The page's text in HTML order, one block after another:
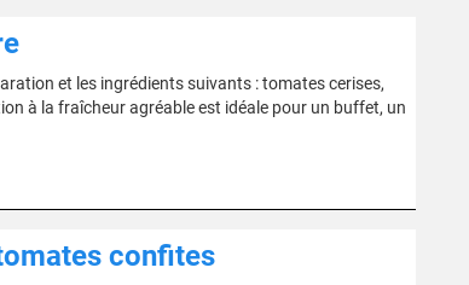
et les ingrédients suivants : tomates cerises,
à la fraîcheur agréable est idéale pour un buffet, un
confites